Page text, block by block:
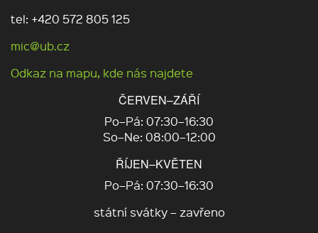
tel: +420 572 805 125
mic@ub.cz
Odkaz na mapu, kde nás najdete
ČERVEN–ZÁŘÍ
Po–Pá: 07:30–16:30
So–Ne: 08:00–12:00
ŘÍJEN–KVĚTEN
Po–Pá: 07:30–16:30
státní svátky – zavřeno